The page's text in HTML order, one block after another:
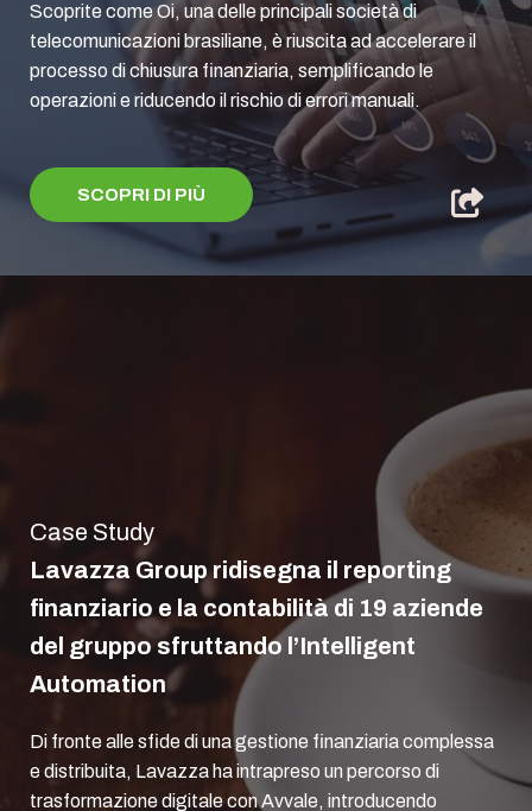
Scoprite come Oi, una delle principali società di
telecomunicazioni brasiliane, è riuscita ad accelerare il
processo di chiusura finanziaria, semplificando le
operazioni e riducendo il rischio di errori manuali.
SCOPRI DI PIÙ
Case Study
Lavazza Group ridisegna il reporting
finanziario e la contabilità di 19 aziende
del gruppo sfruttando l’Intelligent
Automation
Di fronte alle sfide di una gestione finanziaria complessa
e distribuita, Lavazza ha intrapreso un percorso di
trasformazione digitale con Avvale, introducendo